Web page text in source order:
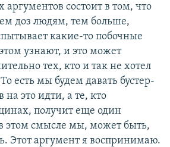
состоит в том, что
доз людям, тем больше,
какие-то побочные
узнают, и это может
тех, кто и так не хотел
есть мы будем давать бустер-
на это идти, а те, кто
получит еще один
этом смысле мы, может быть,
Этот аргумент я воспринимаю.